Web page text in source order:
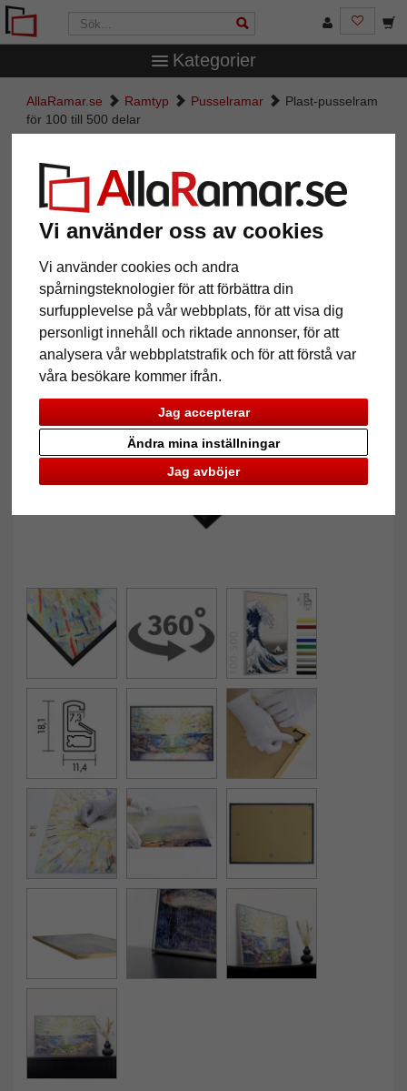
Vi använder oss av cookies
Vi använder cookies och andra
spårningsteknologier för att förbättra din
surfupplevelse på vår webbplats, för att visa dig
personligt innehåll och riktade annonser, för att
analysera vår webbplatstrafik och för att förstå var
våra besökare kommer ifrån.
Jag accepterar
Jag avböjer
Ändra mina inställningar
Kategorier
AllaRamar.se Ramtyp Pusselramar
Plast-pusselram
för 100 till 500 delar
Plast-pusselram för 100 till 500
delar
Tillbaka